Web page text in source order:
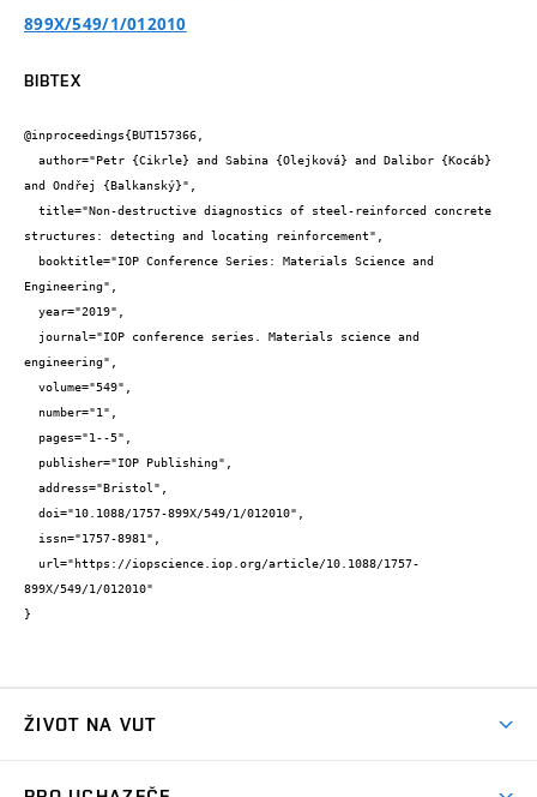
899X/549/1/012010
BIBTEX
@inproceedings{BUT157366,
and Ondřej {Balkanský}",
structures: detecting and locating reinforcement",
Engineering",
engineering",
899X/549/1/012010"
}
ŽIVOT NA VUT